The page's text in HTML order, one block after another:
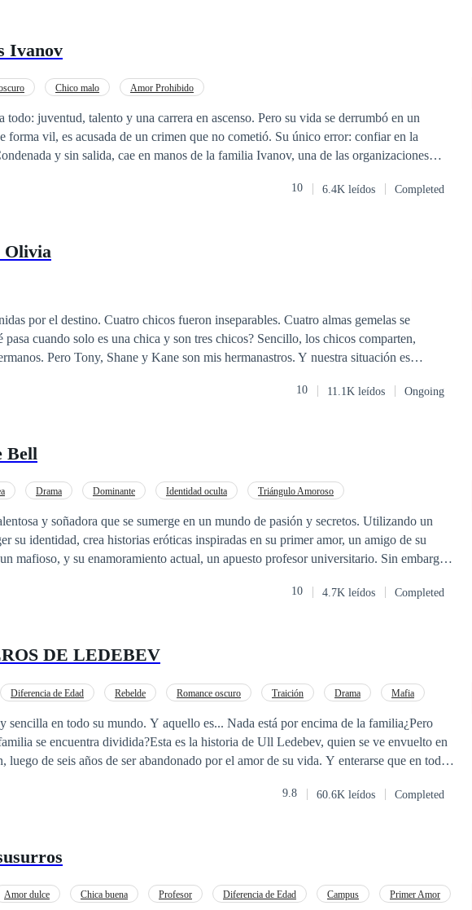
al final?
Ivanov
Chico malo Amor Prohibido
juventud, talento y una carrera en ascenso. Pero su vida se derrumbó en un
forma vil, es acusada de un crimen que no cometió. Su único error: confiar en la
el placer y
como inevitable. Porque cuando el amor nace en el infierno,
10 6.4K leídos Completed
Olivia
por el destino. Cuatro chicos fueron inseparables. Cuatro almas gemelas se
pasa cuando solo es una chica y son tres chicos? Sencillo, los chicos comparten,
Pero Tony, Shane y Kane son mis hermanastros. Y nuestra situación es
10 11.1K leídos Ongoing
Bell
Drama Dominante Identidad oculta Triángulo Amoroso
y soñadora que se sumerge en un mundo de pasión y secretos. Utilizando un
su identidad, crea historias eróticas inspiradas en su primer amor, un amigo de su
y su enamoramiento actual, un apuesto profesor universitario. Sin embargo,
en el peligroso mundo de la mafia. El triángulo amoroso se intensifica cuando el
10 4.7K leídos Completed
DE LEDEBEV
Diferencia de Edad Rebelde Romance oscuro Traición Drama
Mafia
sencilla en todo su mundo. Y aquello es... Nada está por encima de la familia¿Pero
se encuentra dividida?Esta es la historia de Ull Ledebev, quien se ve envuelto en
luego de seis años de ser abandonado por el amor de su vida. Y enterarse que en todos
9.8 60.6K leídos Completed
Amor dulce Chica buena Profesor Diferencia de Edad Campus Primer Amor